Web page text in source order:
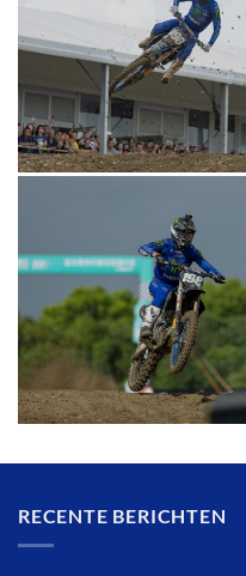
RECENTE BERICHTEN